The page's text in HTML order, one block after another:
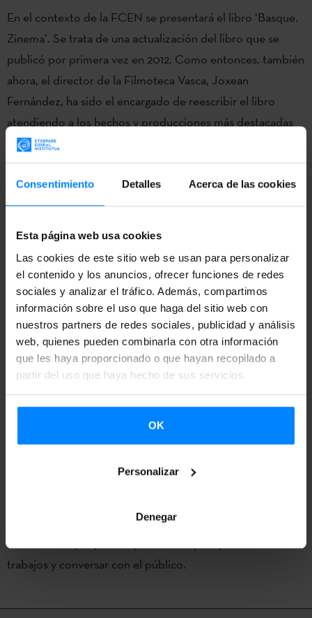
Consentimiento Detalles Acerca de las cookies
Esta página web usa cookies
Las cookies de este sitio web se usan para personalizar
el contenido y los anuncios, ofrecer funciones de redes
sociales y analizar el tráfico. Además, compartimos
información sobre el uso que haga del sitio web con
nuestros partners de redes sociales, publicidad y análisis
web, quienes pueden combinarla con otra información
que les haya proporcionado o que hayan recopilado a
partir del uso que haya hecho de sus servicios.
OK
Personalizar
Denegar
En el contexto de la FCEN se presentará el libro ‘Basque.
Zinema’. Se trata de una actualización del libro que se
publicó por primera vez en 2012. Como entonces, también
ahora, el director de la Filmoteca Vasca, Joxean
Fernández, ha sido el encargado de reescribir el libro
atendiendo a los hechos y producciones más destacadas
de los últimos años.
El Festival du Cinéma Espagnol de Nantes (FCEN), creado
en 1990, tiene como objetivo difundir en Francia el cine
realizado en el Estado español y para ello, además de las
proyecciones cinematográficas, organizan diferentes
eventos durante el festival: mesas redondas, exposiciones
de arte, conciertos, etc. Cada año el festival reúne a más
de 27.000 espectadores, así como a críticos/as y
profesionales de la industria.
reconocido y mostrado el cine vasco. Y es que la sección
motivado que, durante este período, grandes nombres del
cine vasco hayan pasado por Nantes para presentar sus
trabajos y conversar con el público.